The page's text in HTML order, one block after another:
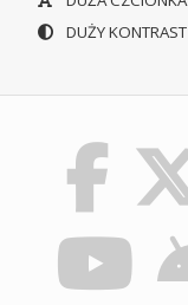
DUŻY KONTRAST